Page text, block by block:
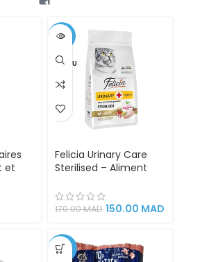
et
-12%
VENDU
Felicia Urinary Care
Sterilised – Aliment
complet pour chats
stérilisés (Poulet, 2 kg)
170.00MAD 150.00 MAD
-23%